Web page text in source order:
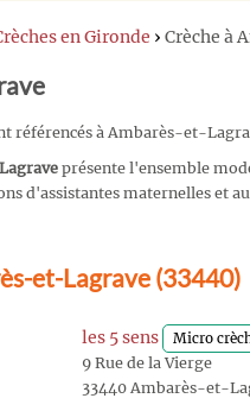
en Gironde › Crèche à
référencés à Ambarès-et-
présente l'ensemble
d'assistantes maternelles et
et-Lagrave (33440)
les 5 sens Micro
9 Rue de la Vierge
33440 Ambarès-et-